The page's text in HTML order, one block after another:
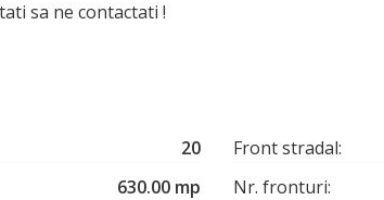
sa ne contactati !
20
630.00 mp
Front stradal:
Nr. fronturi: